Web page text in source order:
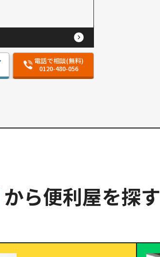
電話で相談(無料)
0120-480-056
から便利屋を探す